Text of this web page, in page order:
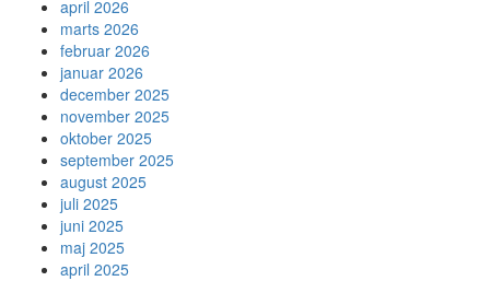
april 2026
marts 2026
februar 2026
januar 2026
december 2025
november 2025
oktober 2025
september 2025
august 2025
juli 2025
juni 2025
maj 2025
april 2025